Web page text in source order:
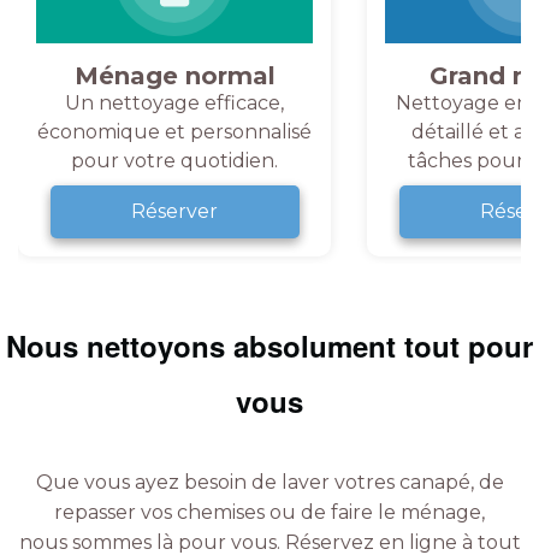
Ménage normal
Un nettoyage efficace,
économique et personnalisé
pour votre quotidien.
Réserver
Grand
Nettoyage en
détaillé et
tâches pour
Nous nettoyons absolument tout pour
vous
Que vous ayez besoin de laver votres canapé, de
repasser vos chemises ou de faire le ménage,
nous sommes là pour vous. Réservez en ligne à tout